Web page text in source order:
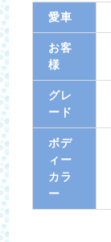
愛車
お客
様
グレ
ード
ボデ
ィー
カラ
ー